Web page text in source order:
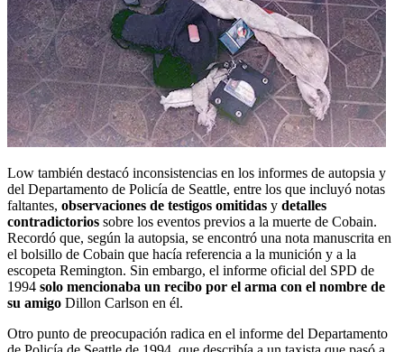
Low también destacó inconsistencias en los informes de autopsia y
del Departamento de Policía de Seattle, entre los que incluyó notas
faltantes, observaciones de testigos omitidas y detalles
contradictorios sobre los eventos previos a la muerte de Cobain.
Recordó que, según la autopsia, se encontró una nota manuscrita en
el bolsillo de Cobain que hacía referencia a la munición y a la
escopeta Remington. Sin embargo, el informe oficial del SPD de
1994 solo mencionaba un recibo por el arma con el nombre de
su amigo Dillon Carlson en él.
Otro punto de preocupación radica en el informe del Departamento